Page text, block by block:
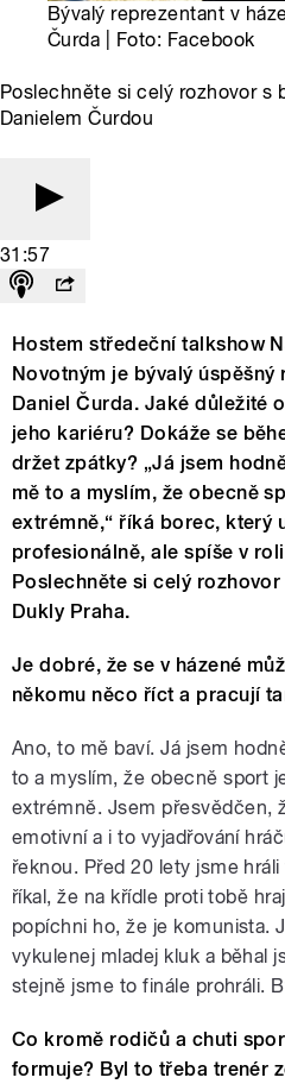
Bývalý reprezentant v
Čurda | Foto: Facebook
Poslechněte si celý rozhovor s
Danielem Čurdou
31:57
Hostem středeční talkshow
Novotným je bývalý úspěšný
Daniel Čurda. Jaké důležité
jeho kariéru? Dokáže se
držet zpátky? „Já jsem
mě to a myslím, že obecně
extrémně,“ říká borec, který
profesionálně, ale spíše v
Poslechněte si celý
Dukly Praha.
Je dobré, že se v házené
někomu něco říct a pracují
Ano, to mě baví. Já jsem
to a myslím, že obecně sport
extrémně. Jsem přesvědčen,
emotivní a i to vyjadřování
řeknou. Před 20 lety jsme
říkal, že na křídle proti tobě
popíchni ho, že je komunista.
vykulenej mladej kluk a běhal
stejně jsme to finále prohráli.
Co kromě rodičů a chuti
formuje? Byl to třeba trenér